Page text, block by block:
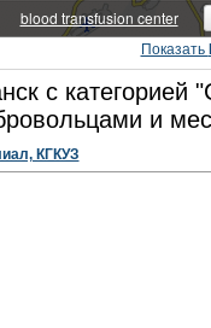
Показать
с категорией
и
КГКУЗ